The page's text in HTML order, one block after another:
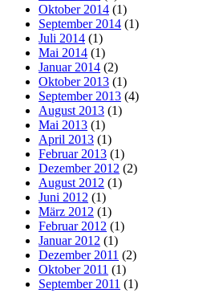
Oktober 2014 (1)
September 2014 (1)
Juli 2014 (1)
Mai 2014 (1)
Januar 2014 (2)
Oktober 2013 (1)
September 2013 (4)
August 2013 (1)
Mai 2013 (1)
April 2013 (1)
Februar 2013 (1)
Dezember 2012 (2)
August 2012 (1)
Juni 2012 (1)
März 2012 (1)
Februar 2012 (1)
Januar 2012 (1)
Dezember 2011 (2)
Oktober 2011 (1)
September 2011 (1)